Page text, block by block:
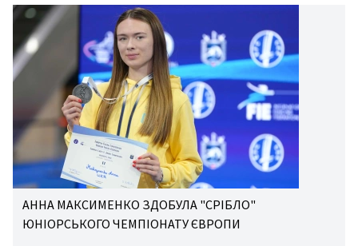
АННА МАКСИМЕНКО ЗДОБУЛА "СРІБЛО"
ЮНІОРСЬКОГО ЧЕМПІОНАТУ ЄВРОПИ